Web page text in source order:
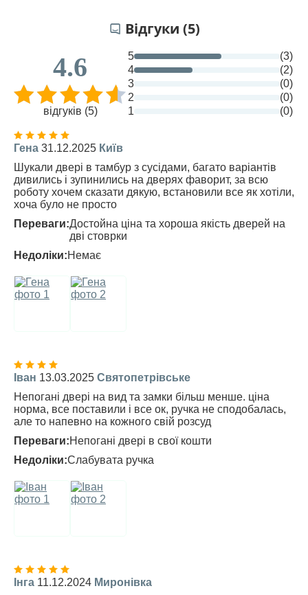
Відгуки (5)
4.6
відгуків (5)
5
(3)
4
(2)
3
(0)
2
(0)
1
(0)
Гена 31.12.2025 Київ
Шукали двері в тамбур з сусідами, багато варіантів
дивились і зупинились на дверях фаворит, за всю
роботу хочем сказати дякую, встановили все як хотіли,
хоча було не просто
Переваги:Достойна ціна та хороша якість дверей на
дві стоврки
Недоліки:Немає
Іван 13.03.2025 Святопетрівське
Непогані двері на вид та замки більш менше. ціна
норма, все поставили і все ок, ручка не сподобалась,
але то напевно на кожного свій розсуд
Переваги:Непогані двері в свої кошти
Недоліки:Слабувата ручка
Інга 11.12.2024 Миронівка